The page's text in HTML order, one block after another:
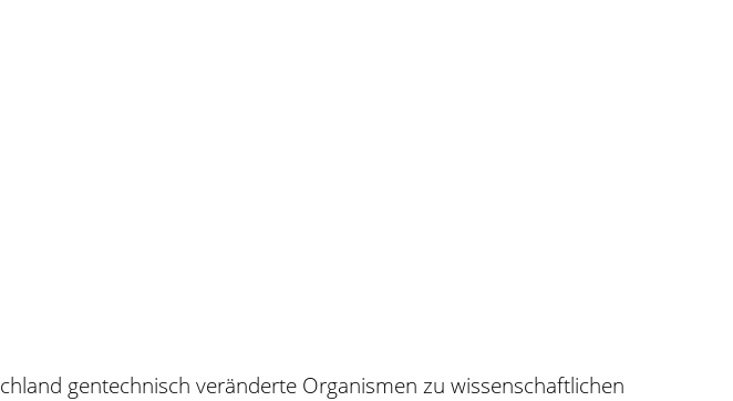
gentechnisch veränderte Organismen zu wissenschaftlichen